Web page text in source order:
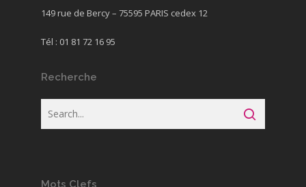
149 rue de Bercy – 75595 PARIS cedex 12
Tél : 01 81 72 16 95
Recherche
Mots Clefs